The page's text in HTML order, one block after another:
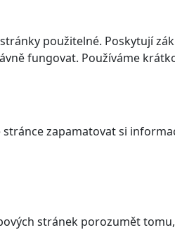
použitelné. Poskytují
fungovat. Používáme
zapamatovat si
stránek porozumět